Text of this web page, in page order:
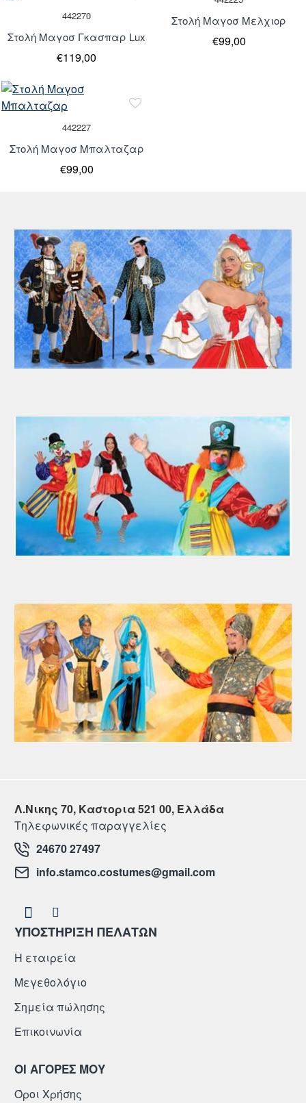
442270
Στολή Μαγοσ Γκασπαρ Lux
€119,00
Στολή Μαγοσ Μελχιορ
€99,00
Μη Διαθέσιμο
442227
Στολή Μαγοσ Μπαλταζαρ
€99,00
Λ.Νικης 70, Καστορια 521 00, Ελλάδα
Τηλεφωνικές παραγγελίες
24670 27497
info.stamco.costumes@gmail.com
ΥΠΟΣΤΗΡΙΞΗ ΠΕΛΑΤΩΝ
Η εταιρεία
Μεγεθολόγιο
Σημεία πώλησης
Επικοινωνία
ΟΙ ΑΓΟΡΕΣ ΜΟΥ
Όροι Χρήσης